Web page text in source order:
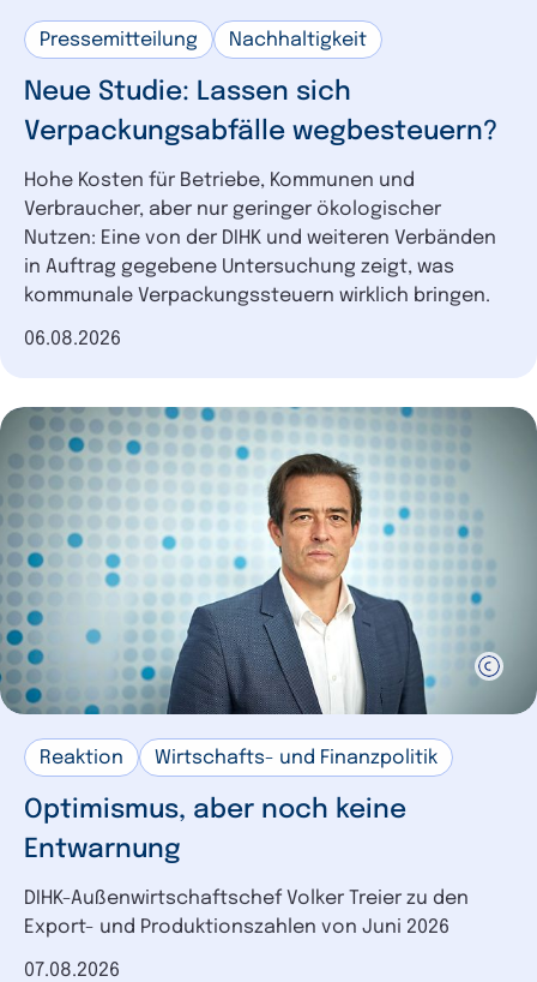
Pressemitteilung Nachhaltigkeit
Neue Studie: Lassen sich
Verpackungsabfälle wegbesteuern?
Hohe Kosten für Betriebe, Kommunen und
Verbraucher, aber nur geringer ökologischer
Nutzen: Eine von der DIHK und weiteren Verbänden
in Auftrag gegebene Untersuchung zeigt, was
kommunale Verpackungssteuern wirklich bringen.
Datum der Veröffentlichung
06.08.2026
Reaktion Wirtschafts- und Finanzpolitik
Optimismus, aber noch keine
Entwarnung
DIHK-Außenwirtschaftschef Volker Treier zu den
Export- und Produktionszahlen von Juni 2026
Datum der Veröffentlichung
07.08.2026